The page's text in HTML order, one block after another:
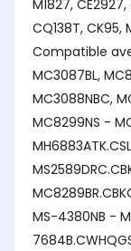
M1827, CE2927,
CQ138T, CK95,
Compatible
MC3087BL,
MC3088NBC,
MC8299NS -
MS-4380NB -